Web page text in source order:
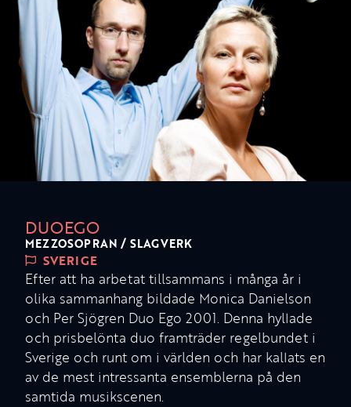
DUOEGO
MEZZOSOPRAN / SLAGVERK
SVERIGE
Efter att ha arbetat tillsammans i många år i
olika sammanhang bildade Monica Danielson
och Per Sjögren Duo Ego 2001. Denna hyllade
och prisbelönta duo framträder regelbundet i
Sverige och runt om i världen och har kallats en
av de mest intressanta ensemblerna på den
samtida musikscenen.